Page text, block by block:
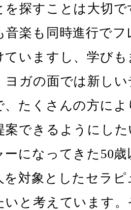
を探すことは大切で
音楽も同時進行で
ていますし、学び
ヨガの面では新し
、たくさんの方に
案できるようにし
ーになってきた50
を対象としたセラ
いと考えています